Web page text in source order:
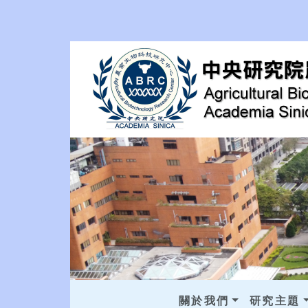
關於我們 研究主題